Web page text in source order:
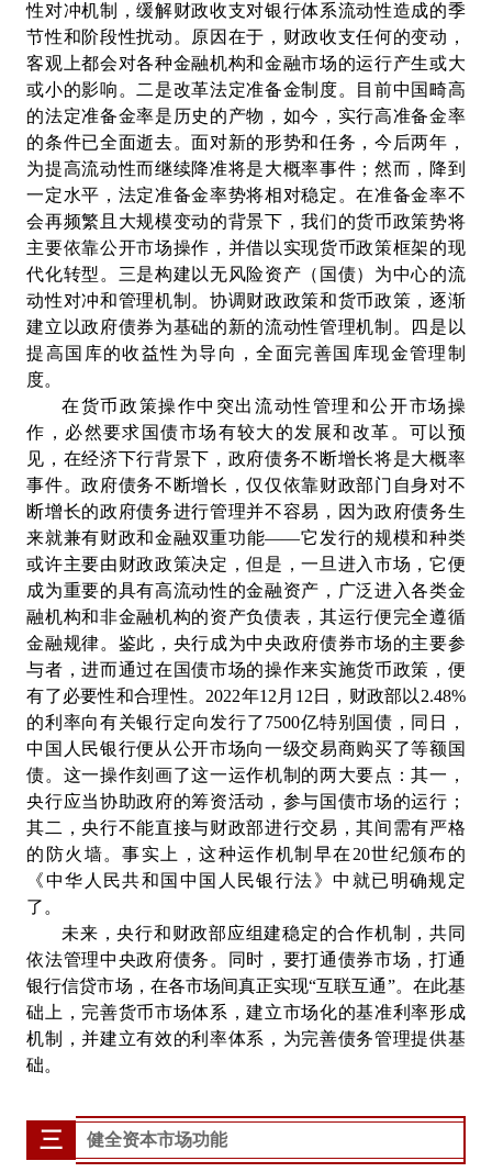
性对冲机制，缓解财政收支对银行体系流动性造成的季
节性和阶段性扰动。原因在于，财政收支任何的变动，
客观上都会对各种金融机构和金融市场的运行产生或大
或小的影响。二是改革法定准备金制度。目前中国畸高
的法定准备金率是历史的产物，如今，实行高准备金率
的条件已全面逝去。面对新的形势和任务，今后两年，
为提高流动性而继续降准将是大概率事件；然而，降到
一定水平，法定准备金率势将相对稳定。在准备金率不
会再频繁且大规模变动的背景下，我们的货币政策势将
主要依靠公开市场操作，并借以实现货币政策框架的现
代化转型。三是构建以无风险资产（国债）为中心的流
动性对冲和管理机制。协调财政政策和货币政策，逐渐
建立以政府债券为基础的新的流动性管理机制。四是以
提高国库的收益性为导向，全面完善国库现金管理制
度。
在货币政策操作中突出流动性管理和公开市场操
作，必然要求国债市场有较大的发展和改革。可以预
见，在经济下行背景下，政府债务不断增长将是大概率
事件。政府债务不断增长，仅仅依靠财政部门自身对不
断增长的政府债务进行管理并不容易，因为政府债务生
来就兼有财政和金融双重功能——它发行的规模和种类
或许主要由财政政策决定，但是，一旦进入市场，它便
成为重要的具有高流动性的金融资产，广泛进入各类金
融机构和非金融机构的资产负债表，其运行便完全遵循
金融规律。鉴此，央行成为中央政府债券市场的主要参
与者，进而通过在国债市场的操作来实施货币政策，便
有了必要性和合理性。2022年12月12日，财政部以2.48%
的利率向有关银行定向发行了7500亿特别国债，同日，
中国人民银行便从公开市场向一级交易商购买了等额国
债。这一操作刻画了这一运作机制的两大要点：其一，
央行应当协助政府的筹资活动，参与国债市场的运行；
其二，央行不能直接与财政部进行交易，其间需有严格
的防火墙。事实上，这种运作机制早在20世纪颁布的
《中华人民共和国中国人民银行法》中就已明确规定
了。
未来，央行和财政部应组建稳定的合作机制，共同
依法管理中央政府债务。同时，要打通债券市场，打通
银行信贷市场，在各市场间真正实现“互联互通”。在此基
础上，完善货币市场体系，建立市场化的基准利率形成
机制，并建立有效的利率体系，为完善债务管理提供基
础。
三 健全资本市场功能